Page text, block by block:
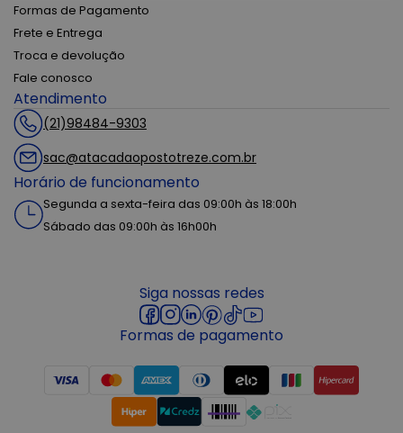
Formas de Pagamento
Frete e Entrega
Troca e devolução
Fale conosco
Atendimento
(21)98484-9303
sac@atacadaopostotreze.com.br
Horário de funcionamento
Segunda a sexta-feira das 09:00h às 18:00h
Sábado das 09:00h às 16h00h
Siga nossas redes
Formas de pagamento